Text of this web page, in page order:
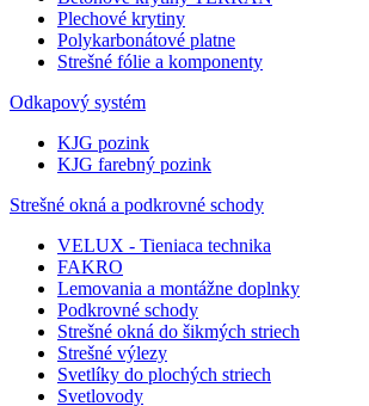
Plechové krytiny
Polykarbonátové platne
Strešné fólie a komponenty
Odkapový systém
KJG pozink
KJG farebný pozink
Strešné okná a podkrovné schody
VELUX - Tieniaca technika
FAKRO
Lemovania a montážne doplnky
Podkrovné schody
Strešné okná do šikmých striech
Strešné výlezy
Svetlíky do plochých striech
Svetlovody